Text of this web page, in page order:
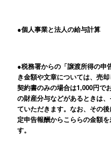
●個人事業と法人の給与計算
●税務署からの「譲渡所得の申
き金額や文章については、売
契約書のみの場合は1,000円で
の財産分与などがあるときは
ていただきます。なお、その
定申告報酬からこららの金額
す。